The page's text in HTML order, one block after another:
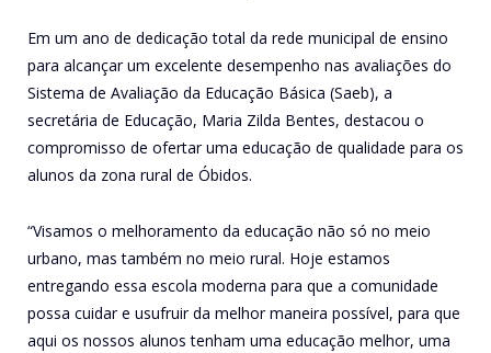
Em um ano de dedicação total da rede municipal de ensino
para alcançar um excelente desempenho nas avaliações do
Sistema de Avaliação da Educação Básica (Saeb), a
secretária de Educação, Maria Zilda Bentes, destacou o
compromisso de ofertar uma educação de qualidade para os
alunos da zona rural de Óbidos.
“Visamos o melhoramento da educação não só no meio
urbano, mas também no meio rural. Hoje estamos
entregando essa escola moderna para que a comunidade
possa cuidar e usufruir da melhor maneira possível, para que
aqui os nossos alunos tenham uma educação melhor, uma